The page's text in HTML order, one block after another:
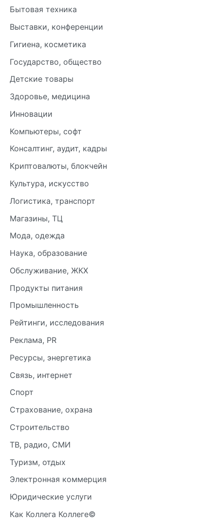
Бытовая техника
Выставки, конференции
Гигиена, косметика
Государство, общество
Детские товары
Здоровье, медицина
Инновации
Компьютеры, софт
Консалтинг, аудит, кадры
Криптовалюты, блокчейн
Культура, искусство
Логистика, транспорт
Магазины, ТЦ
Мода, одежда
Наука, образование
Обслуживание, ЖКХ
Продукты питания
Промышленность
Рейтинги, исследования
Реклама, PR
Ресурсы, энергетика
Связь, интернет
Спорт
Страхование, охрана
Строительство
ТВ, радио, СМИ
Туризм, отдых
Электронная коммерция
Юридические услуги
Как Коллега Коллеге©